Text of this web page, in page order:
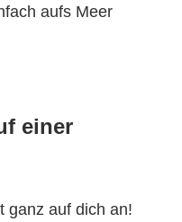
aufs Meer
einer
ganz auf dich an!